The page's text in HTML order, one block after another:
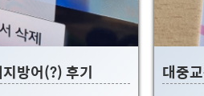
방어(?) 후기